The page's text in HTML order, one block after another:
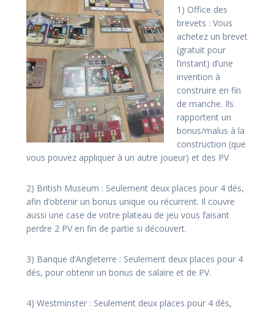
1) Office des
brevets : Vous
achetez un brevet
(gratuit pour
l’instant) d’une
invention à
construire en fin
de manche. Ils
rapportent un
bonus/malus à la
construction (que
vous pouvez appliquer à un autre joueur) et des PV
2) British Museum : Seulement deux places pour 4 dés,
afin d’obtenir un bonus unique ou récurrent. Il couvre
aussi une case de votre plateau de jeu vous faisant
perdre 2 PV en fin de partie si découvert.
3) Banque d’Angleterre : Seulement deux places pour 4
dés, pour obtenir un bonus de salaire et de PV.
4) Westminster : Seulement deux places pour 4 dés,